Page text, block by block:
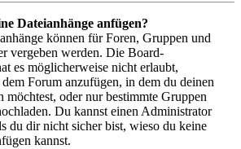
Dateianhänge anfügen?
können für Foren, Gruppen und
vergeben werden. Die Board-
es möglicherweise nicht erlaubt,
Forum anzufügen, in dem du deinen
möchtest, oder nur bestimmte Gruppen
Du kannst einen Administrator
du dir nicht sicher bist, wieso du keine
kannst.